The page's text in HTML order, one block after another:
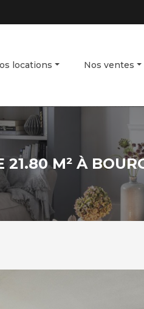
locations Nos ventes
M² À